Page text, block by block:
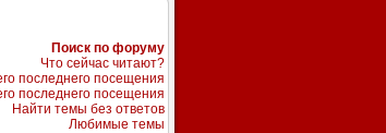
Поиск по форуму
Что сейчас читают?
последнего посещения
последнего посещения
Найти темы без ответов
Любимые темы